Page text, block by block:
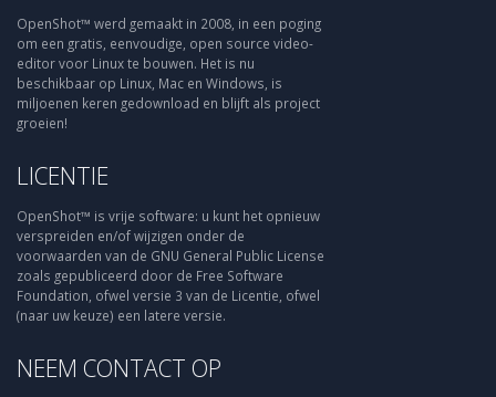
OpenShot™ werd gemaakt in 2008, in een poging
om een gratis, eenvoudige, open source video-
editor voor Linux te bouwen. Het is nu
beschikbaar op Linux, Mac en Windows, is
miljoenen keren gedownload en blijft als project
groeien!
LICENTIE
OpenShot™ is vrije software: u kunt het opnieuw
verspreiden en/of wijzigen onder de
voorwaarden van de GNU General Public License
zoals gepubliceerd door de Free Software
Foundation, ofwel versie 3 van de Licentie, ofwel
(naar uw keuze) een latere versie.
NEEM CONTACT OP